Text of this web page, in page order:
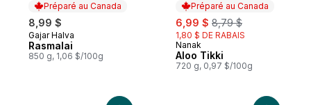
Préparé au Canada
8,99 $
Préparé au Canada
Gajar Halva
Rasmalai
850 g, 1,06 $/100g
Préparé au Canada
sale:
6,99 $ , formerly:
8,79 $
1,80 $ DE RABAIS
Préparé au Canada
Nanak
Aloo Tikki
720 g, 0,97 $/100g